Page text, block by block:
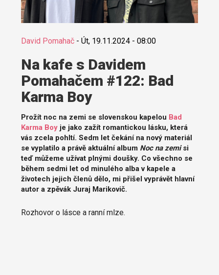
David Pomahač- Út, 19.11.2024 - 08:00
Na kafe s Davidem
Pomahačem #122: Bad
Karma Boy
Prožít noc na zemi se slovenskou kapelou Bad
Karma Boyje jako zažít romantickou lásku, která
vás zcela pohltí. Sedm let čekání na nový materiál
se vyplatilo a právě aktuální album Noc na zemisi
teď můžeme užívat plnými doušky. Co všechno se
během sedmi let od minulého alba v kapele a
životech jejich členů dělo, mi přišel vyprávět hlavní
autor a zpěvák Juraj Marikovič.
Rozhovor o lásce a ranní mlze.